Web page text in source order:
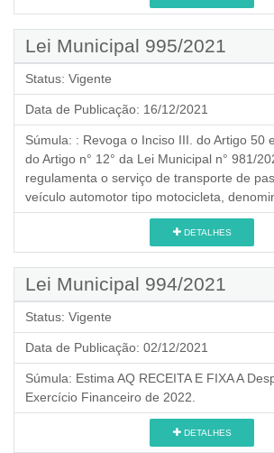
Lei Municipal 995/2021
Status: Vigente
Data de Publicação: 16/12/2021
Súmula: : Revoga o Inciso III. do Artigo 50
do Artigo n° 12° da Lei Municipal n° 981/
regulamenta o serviço de transporte de
veículo automotor tipo motocicleta,
DETALHES
Lei Municipal 994/2021
Status: Vigente
Data de Publicação: 02/12/2021
Súmula: Estima AQ RECEITA E FIXA A
Exercício Financeiro de 2022.
DETALHES